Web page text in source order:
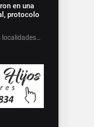
en una
protocolo
localidades…